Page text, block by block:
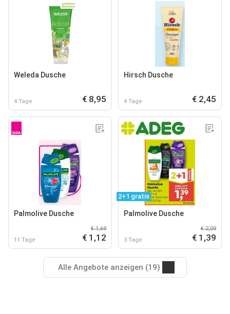
Weleda Dusche
4 Tage € 8,95
Hirsch Dusche
4 Tage € 2,45
Palmolive Dusche
11 Tage
€ 1,69
€ 1,12
2+1 gratis
Palmolive Dusche
3 Tage
€ 2,09
€ 1,39
Alle Angebote anzeigen (19)